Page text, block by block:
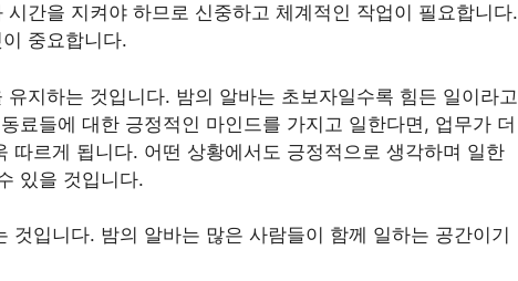
간을 지켜야 하므로 신중하고 체계적인 작업이 필요합니다.
중요합니다.
지하는 것입니다. 밤의 알바는 초보자일수록 힘든 일이라고
료들에 대한 긍정적인 마인드를 가지고 일한다면, 업무가 더
따르게 됩니다. 어떤 상황에서도 긍정적으로 생각하며 일한
있을 것입니다.
것입니다. 밤의 알바는 많은 사람들이 함께 일하는 공간이기